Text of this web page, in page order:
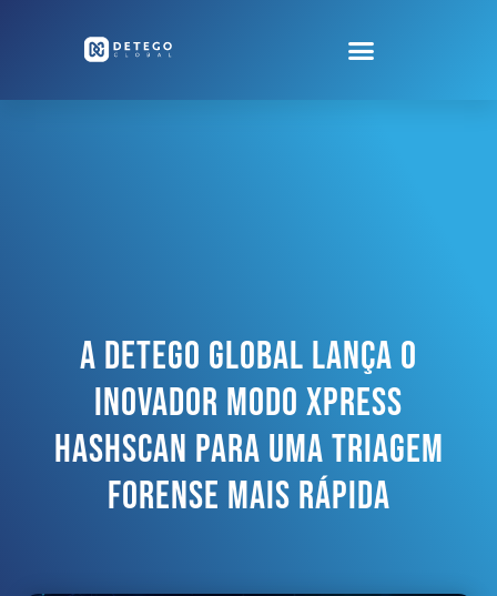
A Detego Global Lança O
Inovador Modo Xpress
HashScan Para Uma Triagem
Forense Mais Rápida